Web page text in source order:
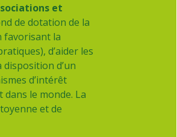
et
de dotation de la
favorisant la
d’aider les
d’un
d’intérêt
le monde. La
et de